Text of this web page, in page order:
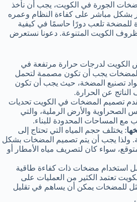
الجورة في الكويت، يجب أن نأخذ
بشكل مباشر على كفاءة النظام وعمره
للمضخة تلعب دورًا حاسمًا في كيفية
الكويت المتنوعة. دعونا نستعرض
الكويت لدرجات حرارة مرتفعة في
المضخات يجب أن تكون مصممة لتحمل
تصنيع المضخة، حيث يجب أن تكون
الناتج عن الحرارة.
تصميم المضخات في الكويت تحديات
والأرض الرملية، والتي
مع المساحات المحدودة للبناء.
: يختلف حجم المياه التي تحتاج إلى
ولذا يجب أن يتم تصميم المضخات بشكل
سواء كان لتصريف مياه الأمطار أو
استخدام مضخات ذات كفاءة طاقية
تعتمد الكثير من العمليات على
للمضخات يمكن أن يساهم في تقليل